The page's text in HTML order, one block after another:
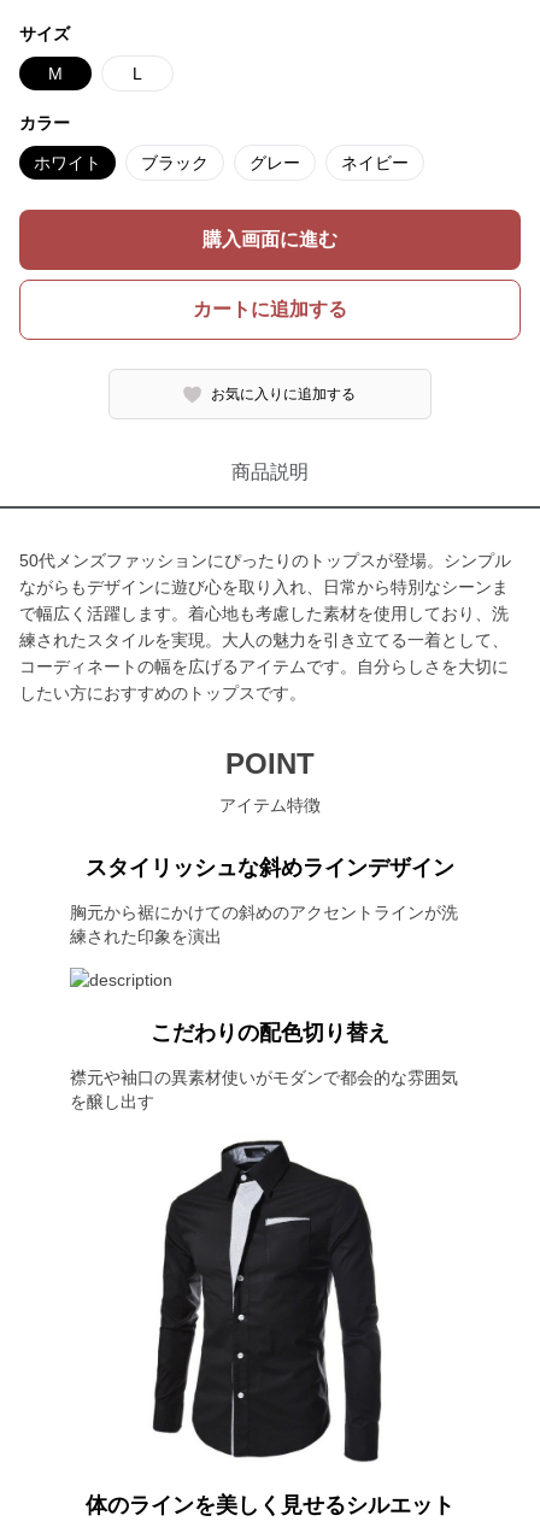
サイズ
M L
カラー
ホワイト ブラック グレー ネイビー
購入画面に進む
カートに追加する
お気に入りに追加する
商品説明
50代メンズファッションにぴったりのトップスが登場。シンプル
ながらもデザインに遊び心を取り入れ、日常から特別なシーンま
で幅広く活躍します。着心地も考慮した素材を使用しており、洗
練されたスタイルを実現。大人の魅力を引き立てる一着として、
コーディネートの幅を広げるアイテムです。自分らしさを大切に
したい方におすすめのトップスです。
POINT
アイテム特徴
スタイリッシュな斜めラインデザイン
胸元から裾にかけての斜めのアクセントラインが洗
練された印象を演出
こだわりの配色切り替え
襟元や袖口の異素材使いがモダンで都会的な雰囲気
を醸し出す
体のラインを美しく見せるシルエット